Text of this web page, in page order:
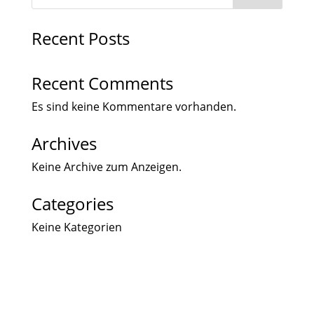
Recent Posts
Recent Comments
Es sind keine Kommentare vorhanden.
Archives
Keine Archive zum Anzeigen.
Categories
Keine Kategorien